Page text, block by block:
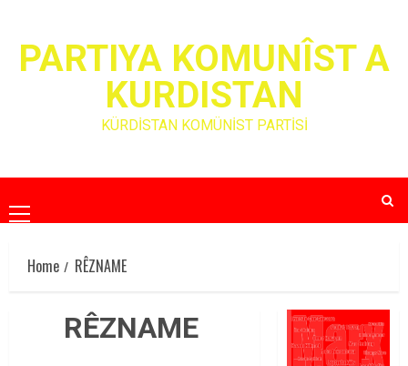
contentPARTIYA KOMUNÎST A
KURDISTAN
KÜRDİSTAN KOMÜNİST PARTİSİ
Primary
Menu
Home
RÊZNAME
RÊZNAME